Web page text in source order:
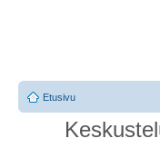
Etusivu